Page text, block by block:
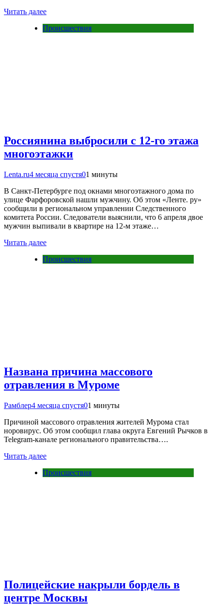
Читать далее
Происшествия
Россиянина выбросили с 12-го этажа
многоэтажки
Lenta.ru4 месяца спустя01 минуты
В Санкт-Петербурге под окнами многоэтажного дома по
улице Фарфоровской нашли мужчину. Об этом «Ленте. ру»
сообщили в региональном управлении Следственного
комитета России. Следователи выяснили, что 6 апреля двое
мужчин выпивали в квартире на 12-м этаже…
Читать далее
Происшествия
Названа причина массового
отравления в Муроме
Рамблер4 месяца спустя01 минуты
Причиной массового отравления жителей Мурома стал
норовирус. Об этом сообщил глава округа Евгений Рычков в
Telegram-канале регионального правительства….
Читать далее
Происшествия
Полицейские накрыли бордель в
центре Москвы